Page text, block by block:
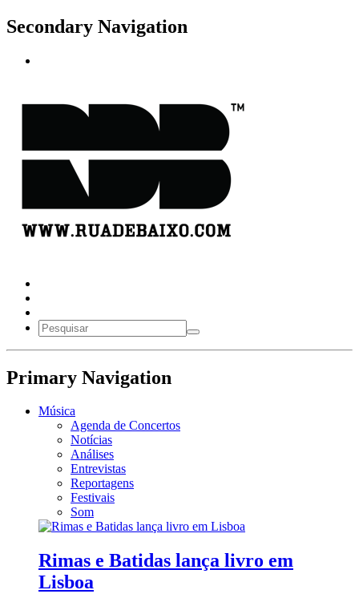
Secondary Navigation
Primary Navigation
Música
Agenda de Concertos
Notícias
Análises
Entrevistas
Reportagens
Festivais
Som
Rimas e Batidas lança livro em
Lisboa